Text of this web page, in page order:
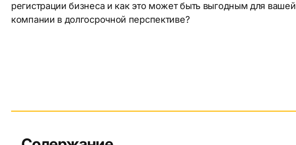
регистрации бизнеса и как это может быть выгодным для вашей
компании в долгосрочной перспективе?